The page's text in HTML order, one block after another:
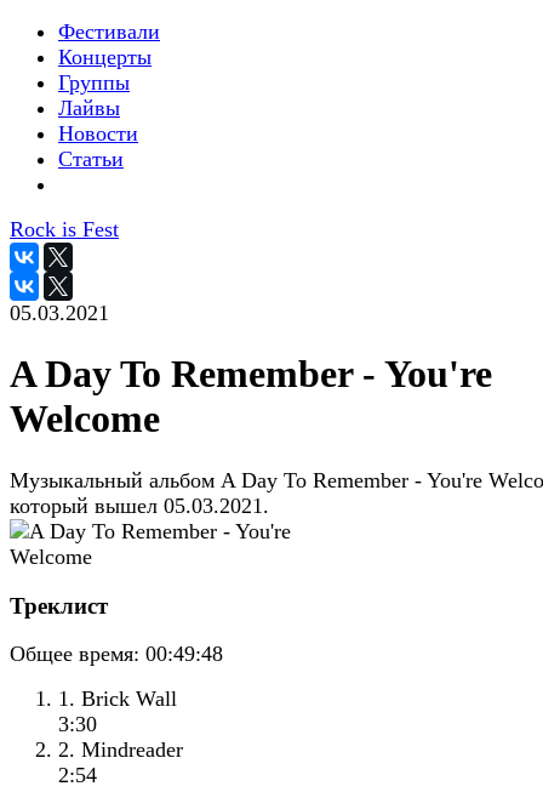
Фестивали
Концерты
Группы
Лайвы
Новости
Статьи
Rock is Fest
05.03.2021
A Day To Remember - You're
Welcome
Музыкальный альбом A Day To Remember - You're
который вышел 05.03.2021.
Треклист
Общее время: 00:49:48
1. Brick Wall
3:30
2. Mindreader
2:54